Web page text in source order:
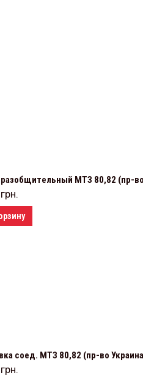
разобщительный МТЗ 80,82 (пр-
грн.
соед. МТЗ 80,82 (пр-во
грн.